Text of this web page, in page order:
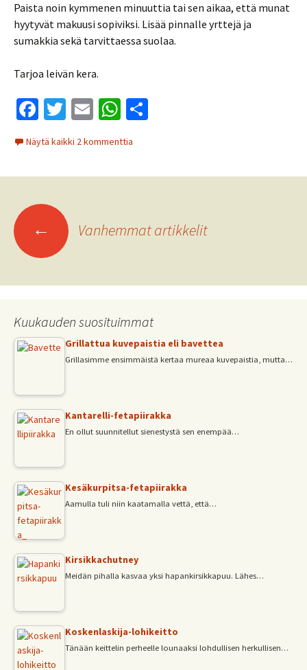
Paista noin kymmenen minuuttia tai sen aikaa, että munat
hyytyvät makuusi sopiviksi. Lisää pinnalle yrttejä ja
sumakkia sekä tarvittaessa suolaa.
Tarjoa leivän kera.
Fa
ce
b
o
o
T
wi
tt
er
E
ai
l
W
h
at
sA e
Näytä kaikki 2 kommenttia
Artikkelien
selaus
← Vanhemmat artikkelit
Kuukauden suosituimmat
Grillattua kuvepaistia eli bavettea
Grillasimme ensimmäistä kertaa mureaa kuvepaistia, mutta…
Kantarelli-fetapiirakka
En ollut suunnitellut sienestystä sen enempää…
Kesäkurpitsa-fetapiirakka
Aamulla tuli niin kaatamalla vettä, että…
Kirsikkachutney
Meidän pihalla kasvaa yksi hapankirsikkapuu. Lähes…
Koskenlaskija-lohikeitto
Tänään keittelin perheelle lounaaksi lohdullisen herkullisen…